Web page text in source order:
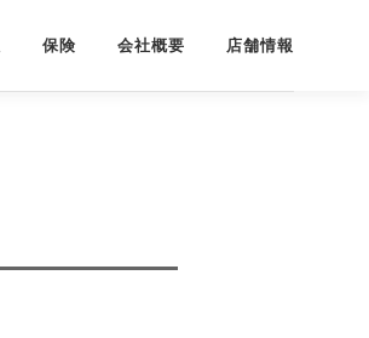
保険 会社概要 店舗情報